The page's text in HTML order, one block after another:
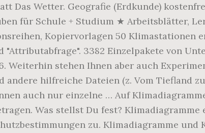
Das Wetter. Geografie (Erdkunde)
für Schule + Studium ★ Arbeitsblätter,
Kopiervorlagen 50 Klimastationen
"Attributabfrage". 3382 Einzelpakete von
Weiterhin stehen Ihnen aber auch
hilfreiche Dateien (z. Vom Tiefland
auch nur einzelne … Auf
Was stellst Du fest?
zu. Klimadiagramme